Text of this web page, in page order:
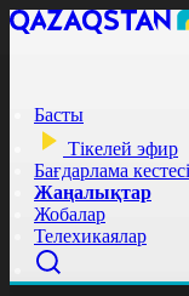
Басты
Тікелей эфир
Бағдарлама кестесі
Жаңалықтар
Жобалар
Телехикаялар